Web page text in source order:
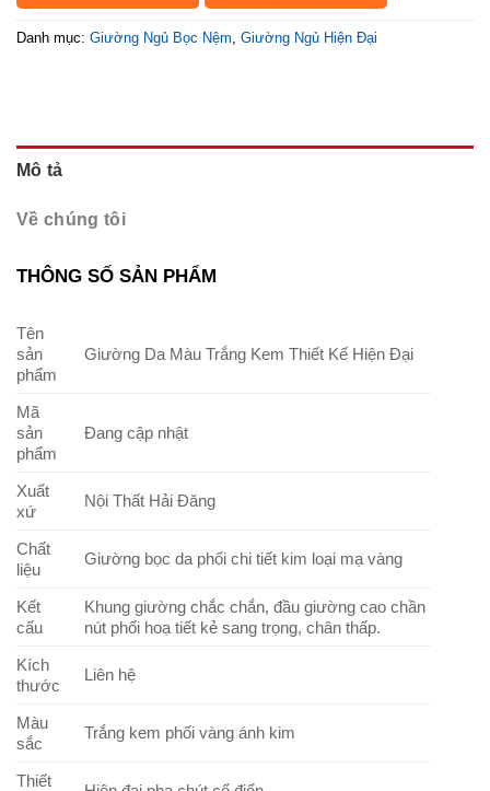
Danh mục: Giường Ngủ Bọc Nệm Giường Ngủ Hiện Đại
Mô tả
Về chúng tôi
THÔNG SỐ SẢN PHẨM
Tên
sản
phẩm
Giường Da Màu Trắng Kem Thiết Kế Hiện Đại
Mã
sản
phẩm
Đang cập nhật
Xuất
xứ
Nội Thất Hải Đăng
Chất
liệu
Giường bọc da phối chi tiết kim loại mạ vàng
Kết
cấu
Khung giường chắc chắn, đầu giường cao chần
nút phối hoạ tiết kẻ sang trọng, chân thấp.
Kích
thước
Liên hệ
Màu
sắc
Trắng kem phối vàng ánh kim
Thiết